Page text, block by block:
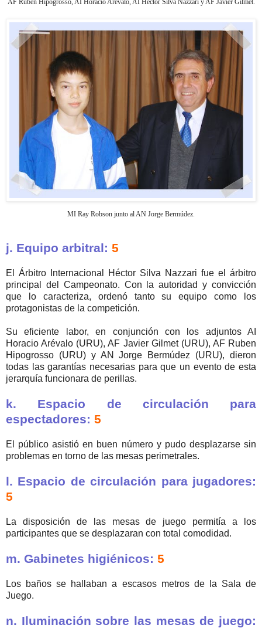
AF Ruben Hipogrosso, AI Horacio Arévalo, AI Héctor Silva Nazzari y AF Javier Gilmet.
MI Ray Robson junto al AN Jorge Bermúdez.
j. Equipo arbitral: 5
El Árbitro Internacional Héctor Silva Nazzari fue el árbitro
principal del Campeonato. Con la autoridad y convicción
que lo caracteriza, ordenó tanto su equipo como los
protagonistas de la competición.
Su eficiente labor, en conjunción con los adjuntos AI
Horacio Arévalo (URU), AF Javier Gilmet (URU), AF Ruben
Hipogrosso (URU) y AN Jorge Bermúdez (URU), dieron
todas las garantías necesarias para que un evento de esta
jerarquía funcionara de perillas.
k. Espacio de circulación para
espectadores: 5
El público asistió en buen número y pudo desplazarse sin
problemas en torno de las mesas perimetrales.
l. Espacio de circulación para jugadores:
5
La disposición de las mesas de juego permitía a los
participantes que se desplazaran con total comodidad.
m. Gabinetes higiénicos: 5
Los baños se hallaban a escasos metros de la Sala de
Juego.
n. Iluminación sobre las mesas de juego: